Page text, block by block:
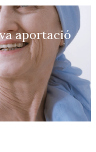
aportació